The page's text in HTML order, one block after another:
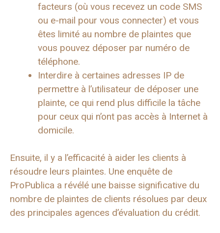
facteurs (où vous recevez un code SMS
ou e-mail pour vous connecter) et vous
êtes limité au nombre de plaintes que
vous pouvez déposer par numéro de
téléphone.
Interdire à certaines adresses IP de
permettre à l’utilisateur de déposer une
plainte, ce qui rend plus difficile la tâche
pour ceux qui n’ont pas accès à Internet à
domicile.
Ensuite, il y a l’efficacité à aider les clients à
résoudre leurs plaintes. Une enquête de
ProPublica a révélé une baisse significative du
nombre de plaintes de clients résolues par deux
des principales agences d’évaluation du crédit.